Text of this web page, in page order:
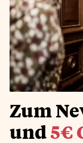
Zum
und 5€